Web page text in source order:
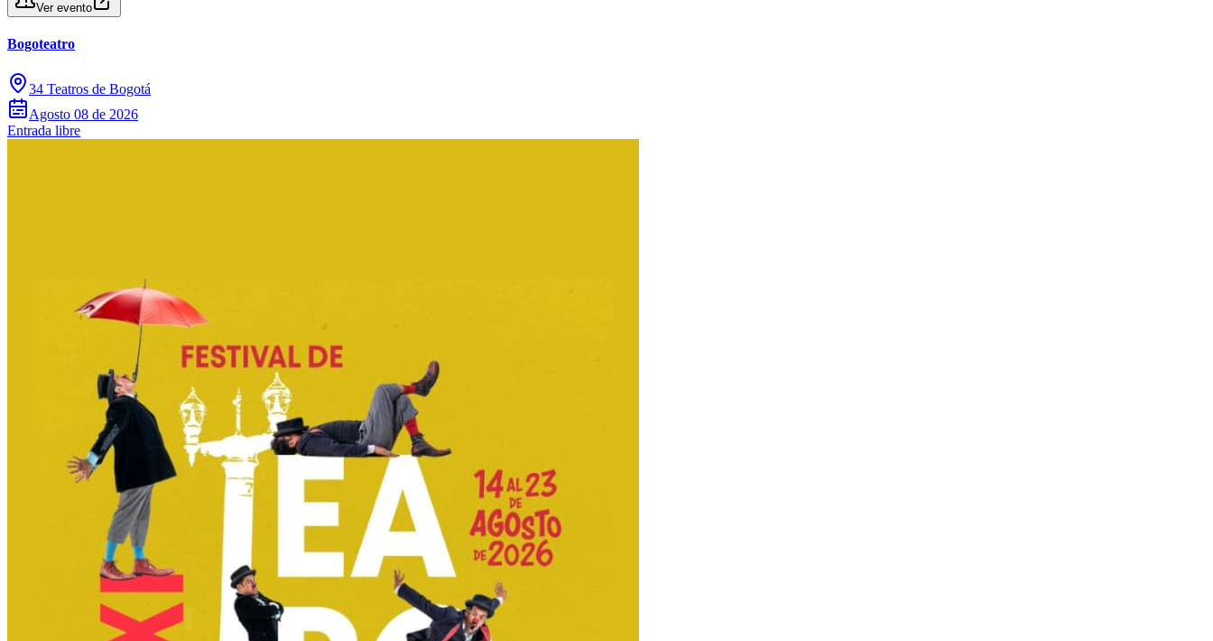
Ver evento
Bogoteatro
34 Teatros de Bogotá
Agosto 08 de 2026
Entrada libre